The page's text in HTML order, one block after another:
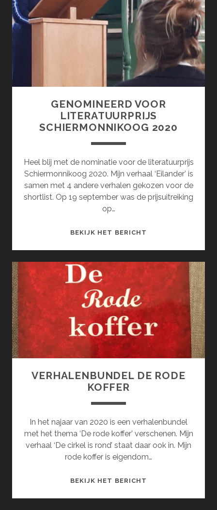
GENOMINEERD VOOR
LITERATUURPRIJS
SCHIERMONNIKOOG 2020
Heel blij met de nominatie voor de literatuurprijs
Schiermonnikoog 2020. Mijn verhaal ‘Eilander’ is
samen met 4 andere verhalen gekozen voor de
shortlist. Op 19 september was de prijsuitreiking
op…
BEKIJK HET BERICHT
VERHALENBUNDEL DE RODE
KOFFER
In het najaar van 2020 is een verhalenbundel
met het thema ‘De rode koffer’ verschenen. Mijn
verhaal ‘De cirkel is rond’ staat daar ook in. Mijn
rode koffer is eigendom…
BEKIJK HET BERICHT